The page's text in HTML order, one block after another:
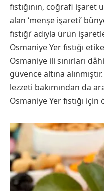
fıstığının, coğrafi işaret
alan ‘menşe işareti’
fıstığı’ adıyla ürün
Osmaniye Yer fıstığı
Osmaniye ili sınırları
güvence altına
lezzeti bakımından da
Osmaniye Yer fıstığı için